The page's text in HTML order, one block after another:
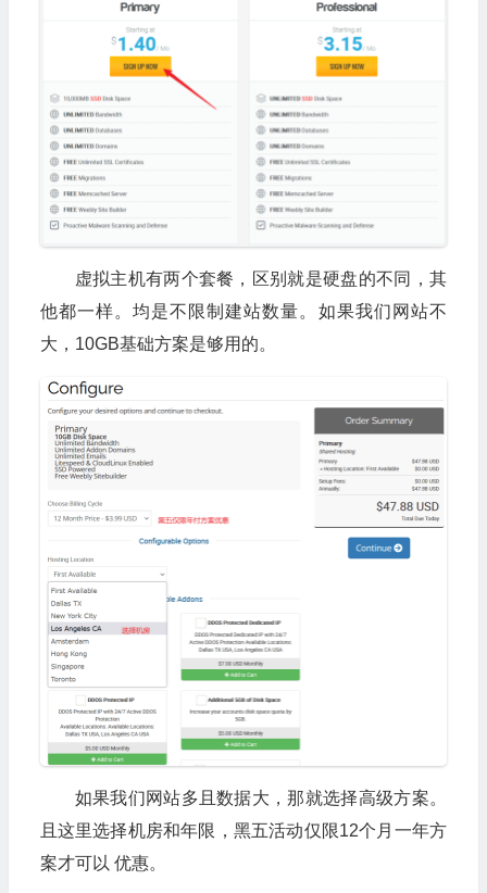
虚拟主机有两个套餐，区别就是硬盘的不同，其
他都一样。均是不限制建站数量。如果我们网站不
大，10GB基础方案是够用的。
如果我们网站多且数据大，那就选择高级方案。
且这里选择机房和年限，黑五活动仅限12个月一年方
案才可以 优惠。